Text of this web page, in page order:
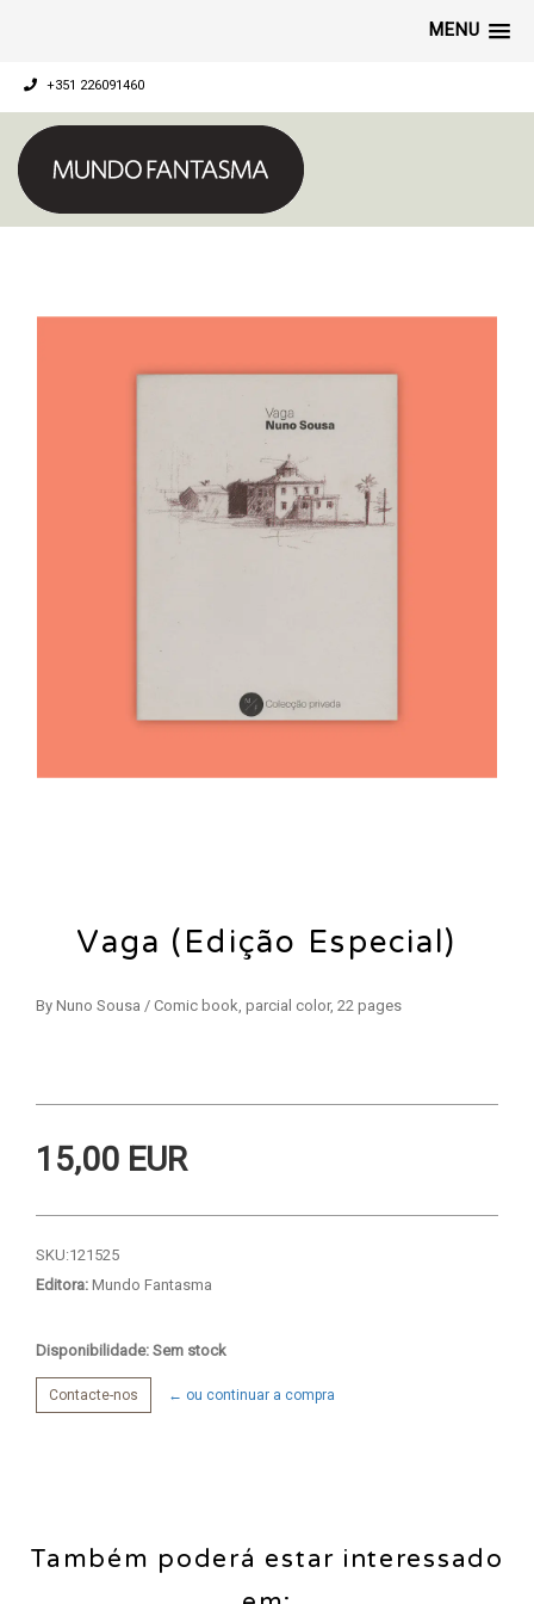
MENU
+351 226091460
Vaga (Edição Especial)
By Nuno Sousa / Comic book, parcial color, 22 pages
15,00 EUR
SKU:121525
Editora: Mundo Fantasma
Disponibilidade: Sem stock
Contacte-nos ← ou continuar a compra
Também poderá estar interessado